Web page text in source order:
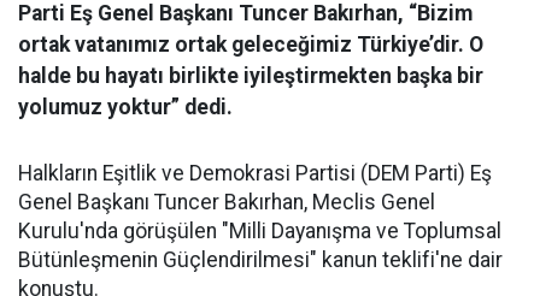
Parti Eş Genel Başkanı Tuncer Bakırhan, “Bizim
ortak vatanımız ortak geleceğimiz Türkiye’dir. O
halde bu hayatı birlikte iyileştirmekten başka bir
yolumuz yoktur” dedi.
Halkların Eşitlik ve Demokrasi Partisi (DEM Parti) Eş
Genel Başkanı Tuncer Bakırhan, Meclis Genel
Kurulu'nda görüşülen "Milli Dayanışma ve Toplumsal
Bütünleşmenin Güçlendirilmesi" kanun teklifi'ne dair
konuştu.